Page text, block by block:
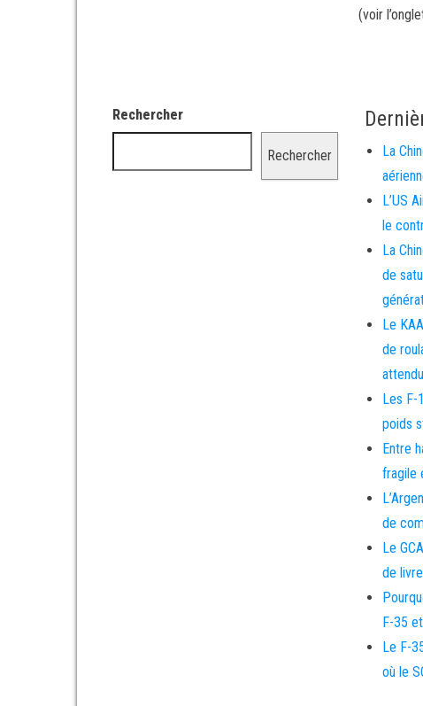
(voir
Rechercher
Rechercher
La
L’US
le
La
de
Le
de
Les F-
poids
Entre
fragile
de
Le
de
F-35
Le F-
où le